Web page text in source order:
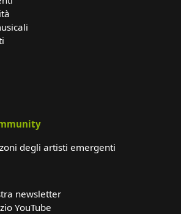
degli artisti emergenti
newsletter
YouTube